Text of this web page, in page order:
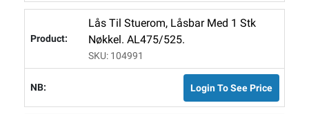
Lås Til Stuerom, Låsbar Med 1 Stk
Nøkkel. AL475/525.
SKU: 104991
Login To See Price